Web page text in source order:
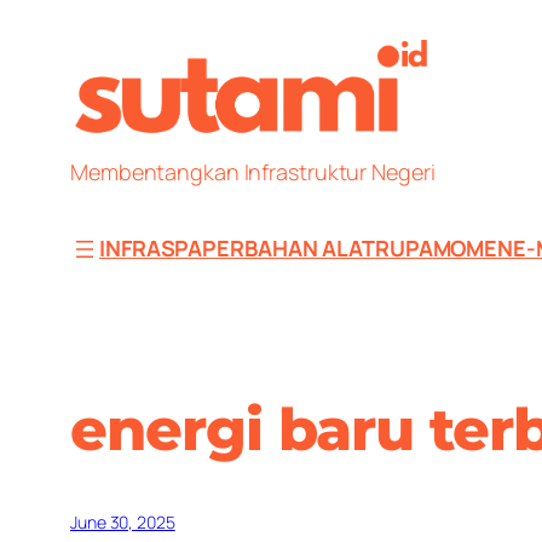
content
Membentangkan Infrastruktur Negeri
INFRASPAPERBAHAN ALATRUPAMOMENE-
energi baru
June 30, 2025